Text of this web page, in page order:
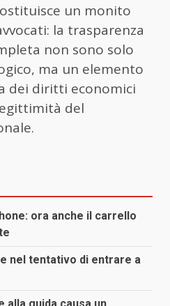
un monito
la trasparenza
non sono solo
ma un elemento
dei diritti economici
del
ora anche il carrello
nel tentativo di entrare a
alla guida causa un